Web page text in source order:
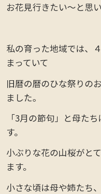
お花見行きたい～と思い
私の育った地域では、
まっていて
旧暦の暦のひな祭りの
ました。
「3月の節句」と母た
す。
小ぶりな花の山桜がと
ます。
小さな頃は母や姉たち